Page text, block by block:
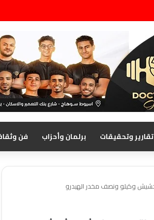
تقارير وتحقيقات برلمان وأحزاب فن